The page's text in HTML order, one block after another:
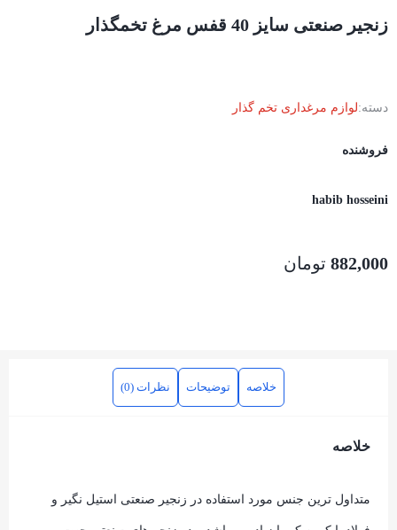
زنجیر صنعتی سایز 40 قفس مرغ تخمگذار
دسته:لوازم مرغداری تخم گذار
فروشنده
habib hosseini
882,000 تومان
خلاصه توضیحات نظرات (0)
خلاصه
متداول ترین جنس مورد استفاده در زنجیر صنعتی استیل نگیر و